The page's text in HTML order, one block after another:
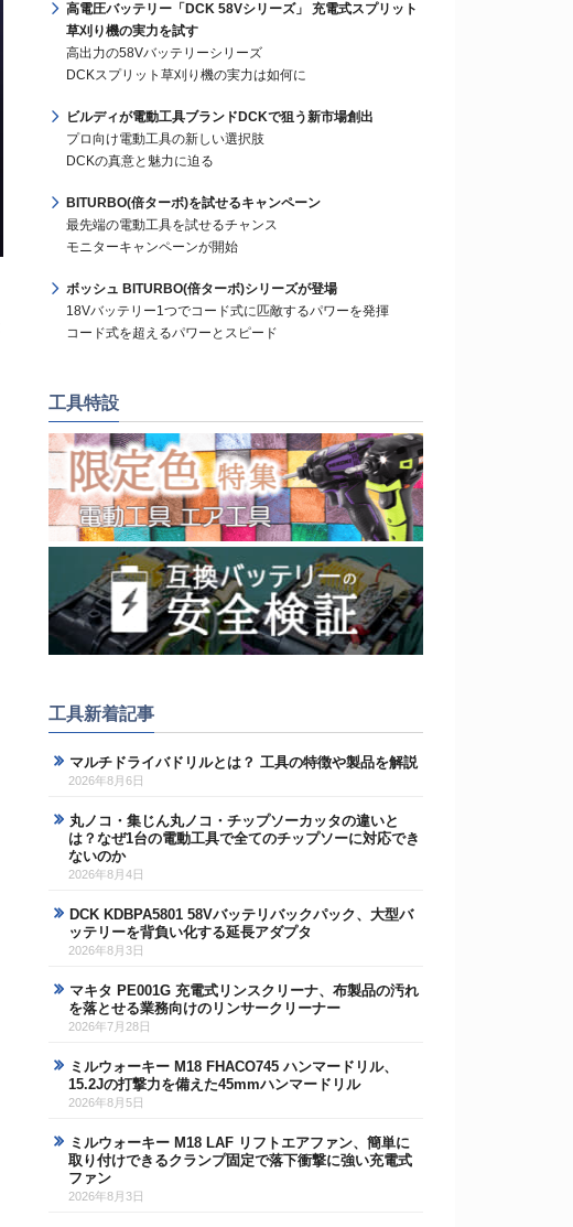
高電圧バッテリー「DCK 58Vシリーズ」 充電式スプリット
草刈り機の実力を試す
高出力の58Vバッテリーシリーズ
DCKスプリット草刈り機の実力は如何に
ビルディが電動工具ブランドDCKで狙う新市場創出
プロ向け電動工具の新しい選択肢
DCKの真意と魅力に迫る
BITURBO(倍ターボ)を試せるキャンペーン
最先端の電動工具を試せるチャンス
モニターキャンペーンが開始
ボッシュ BITURBO(倍ターボ)シリーズが登場
18Vバッテリー1つでコード式に匹敵するパワーを発揮
コード式を超えるパワーとスピード
工具特設
工具新着記事
マルチドライバドリルとは？ 工具の特徴や製品を解説
2026年8月6日
丸ノコ・集じん丸ノコ・チップソーカッタの違いと
は？なぜ1台の電動工具で全てのチップソーに対応でき
ないのか
2026年8月4日
DCK KDBPA5801 58Vバッテリバックパック、大型バ
ッテリーを背負い化する延長アダプタ
2026年8月3日
マキタ PE001G 充電式リンスクリーナ、布製品の汚れ
を落とせる業務向けのリンサークリーナー
2026年7月28日
ミルウォーキー M18 FHACO745 ハンマードリル、
15.2Jの打撃力を備えた45mmハンマードリル
2026年8月5日
ミルウォーキー M18 LAF リフトエアファン、簡単に
取り付けできるクランプ固定で落下衝撃に強い充電式
ファン
2026年8月3日